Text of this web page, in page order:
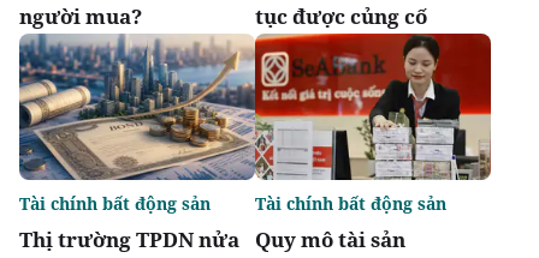
người mua?
tục được củng cố
Thị trường TPDN nửa
Tài chính bất động sản
Quy mô tài sản
Tài chính bất động sản